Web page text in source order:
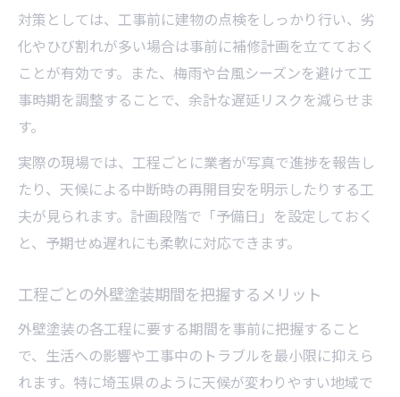
対策としては、工事前に建物の点検をしっかり行い、劣
化やひび割れが多い場合は事前に補修計画を立てておく
ことが有効です。また、梅雨や台風シーズンを避けて工
事時期を調整することで、余計な遅延リスクを減らせま
す。
実際の現場では、工程ごとに業者が写真で進捗を報告し
たり、天候による中断時の再開目安を明示したりする工
夫が見られます。計画段階で「予備日」を設定しておく
と、予期せぬ遅れにも柔軟に対応できます。
工程ごとの外壁塗装期間を把握するメリット
外壁塗装の各工程に要する期間を事前に把握すること
で、生活への影響や工事中のトラブルを最小限に抑えら
れます。特に埼玉県のように天候が変わりやすい地域で